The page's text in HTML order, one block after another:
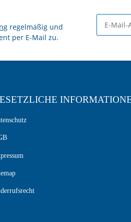
regelmäßig und
per E-Mail zu.